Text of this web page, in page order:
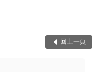
回上一頁